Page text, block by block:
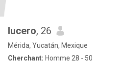
lucero, 26
Mérida, Yucatán, Mexique
Cherchant: Homme 28 - 50